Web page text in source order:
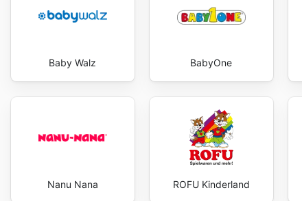
Baby Walz BabyOne
Nanu Nana ROFU Kinderland